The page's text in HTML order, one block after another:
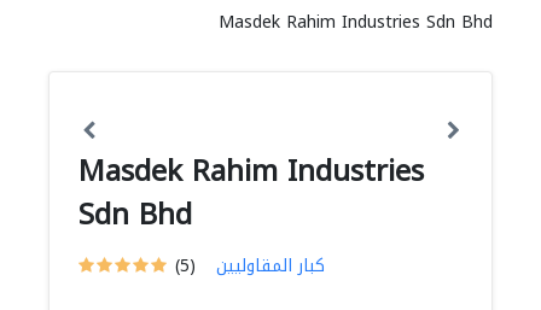
Masdek Rahim Industries Sdn Bhd
Masdek Rahim Industries
Sdn Bhd
(5) كبار المقاوليين